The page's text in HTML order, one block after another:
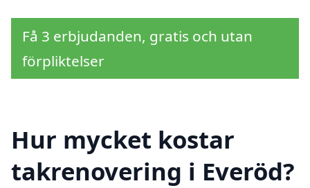
Få 3 erbjudanden, gratis och utan
förpliktelser
Hur mycket kostar
takrenovering i Everöd?